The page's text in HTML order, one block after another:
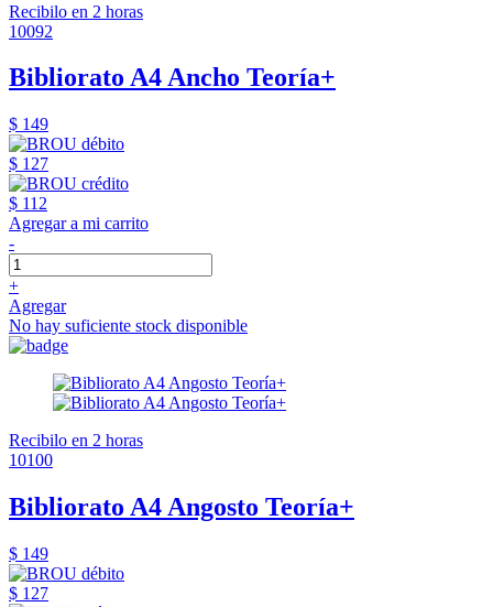
Recibilo en 2 horas
10092
Bibliorato A4 Ancho Teoría+
$ 149
$ 127
$ 112
Agregar a mi carrito
-
+
Agregar
No hay suficiente stock disponible
Recibilo en 2 horas
10100
Bibliorato A4 Angosto Teoría+
$ 149
$ 127